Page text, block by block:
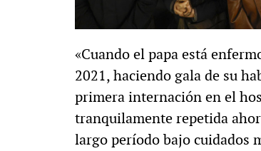
«Cuando el papa está
2021, haciendo gala de su
primera internación en el
tranquilamente repetida
largo período bajo cuidados